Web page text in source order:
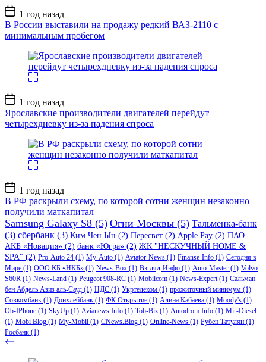
Дата
записи
1 год назад
В России выставили на продажу редкий ВАЗ-2110 с
минимальным пробегом
Дата
записи
1 год назад
Ярославские производители двигателей перейдут
четырехдневку из-за падения спроса
Дата
записи
1 год назад
В РФ раскрыли схему, по которой сотни женщин незаконно
получили маткапитал
Samsung Galaxy S8 (5) Огни Москвы (5) Тальменка-банк
(3) сбербанк (3) Ким Чен Ын (2) Пересвет (2) Apple Pay (2) ПАО
АКБ «Новация» (2) банк «Югра» (2) ЖК "НЕСКУЧНЫЙ HOME &
SPA" (2) Pro-Auto 24 (1) My-Auto (1) Aviator-News (1) Finanse-Info (1) Сегодня в
Мире (1) ООО КБ «НКБ» (1) News-Box (1) Взгляд-Инфо (1) Auto-Master (1) Volvo
S60R (1) News-Land (1) Peugeot 908-RC (1) Mobilcom (1) News-Expert(1) Сальман
бен Абдель Азиз аль-Сауд (1) НДС (1) Укртелеком (1) прожиточный минимум (1)
Совкомбанк (1) Донхлеббанк (1) ФК Открытие (1) Алина Кабаева (1) Moody's (1)
Ob-IPhone (1) SkyUp (1) Avianews.Info (1) Tob-Biz (1) Autodrom.Info (1) Mir-Diesel
(1) Mobi Blog (1) My-Mobil (1) CNews.Blog (1) Online-News (1) Рубен Татулян (1)
Росбанк (1)